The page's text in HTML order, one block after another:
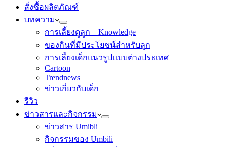
สั่งซื้อผลิตภัณฑ์
บทความ
การเลี้ยงดูลูก – Knowledge
ของกินที่มีประโยชน์สำหรับลูก
การเลี้ยงเด็กแนวรูปแบบต่างประเทศ
Cartoon
Trendnews
ข่าวเกี่ยวกับเด็ก
รีวิว
ข่าวสารและกิจกรรม
ข่าวสาร Umibli
กิจกรรมของ Umbili